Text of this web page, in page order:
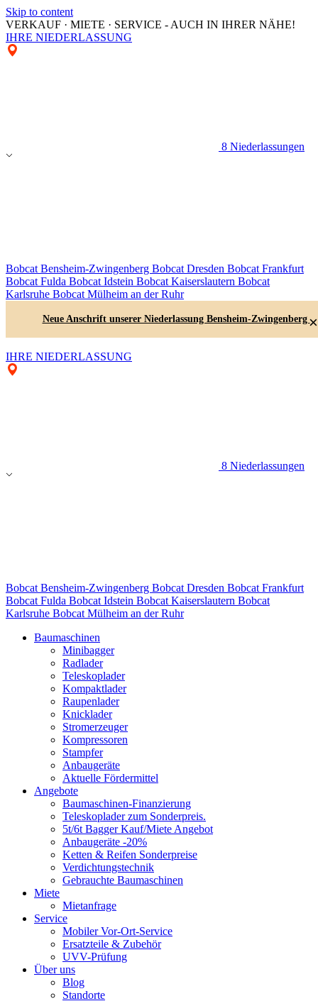
Skip to content
VERKAUF · MIETE · SERVICE - AUCH IN IHRER NÄHE!
IHRE NIEDERLASSUNG
8 Niederlassungen
Bobcat Bensheim-Zwingenberg Bobcat Dresden Bobcat Frankfurt
Bobcat Fulda Bobcat Idstein Bobcat Kaiserslautern Bobcat
Karlsruhe Bobcat Mülheim an der Ruhr
Neue Anschrift unserer Niederlassung Bensheim-Zwingenberg×
IHRE NIEDERLASSUNG
8 Niederlassungen
Bobcat Bensheim-Zwingenberg Bobcat Dresden Bobcat Frankfurt
Bobcat Fulda Bobcat Idstein Bobcat Kaiserslautern Bobcat
Karlsruhe Bobcat Mülheim an der Ruhr
Baumaschinen
Minibagger
Radlader
Teleskoplader
Kompaktlader
Raupenlader
Knicklader
Stromerzeuger
Kompressoren
Stampfer
Anbaugeräte
Aktuelle Fördermittel
Angebote
Baumaschinen-Finanzierung
Teleskoplader zum Sonderpreis.
5t/6t Bagger Kauf/Miete Angebot
Anbaugeräte -20%
Ketten & Reifen Sonderpreise
Verdichtungstechnik
Gebrauchte Baumaschinen
Miete
Mietanfrage
Service
Mobiler Vor-Ort-Service
Ersatzteile & Zubehör
UVV-Prüfung
Über uns
Blog
Standorte